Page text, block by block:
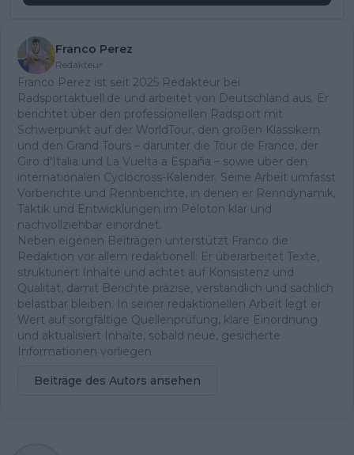
Franco Perez
Redakteur
Franco Perez ist seit 2025 Redakteur bei
Radsportaktuell.de und arbeitet von Deutschland aus. Er
berichtet über den professionellen Radsport mit
Schwerpunkt auf der WorldTour, den großen Klassikern
und den Grand Tours – darunter die Tour de France, der
Giro d’Italia und La Vuelta a España – sowie über den
internationalen Cyclocross-Kalender. Seine Arbeit umfasst
Vorberichte und Rennberichte, in denen er Renndynamik,
Taktik und Entwicklungen im Peloton klar und
nachvollziehbar einordnet.
Neben eigenen Beiträgen unterstützt Franco die
Redaktion vor allem redaktionell: Er überarbeitet Texte,
strukturiert Inhalte und achtet auf Konsistenz und
Qualität, damit Berichte präzise, verständlich und sachlich
belastbar bleiben. In seiner redaktionellen Arbeit legt er
Wert auf sorgfältige Quellenprüfung, klare Einordnung
und aktualisiert Inhalte, sobald neue, gesicherte
Informationen vorliegen.
Beiträge des Autors ansehen